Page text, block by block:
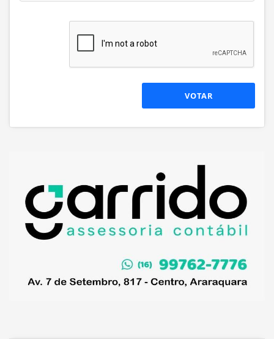
VOTAR